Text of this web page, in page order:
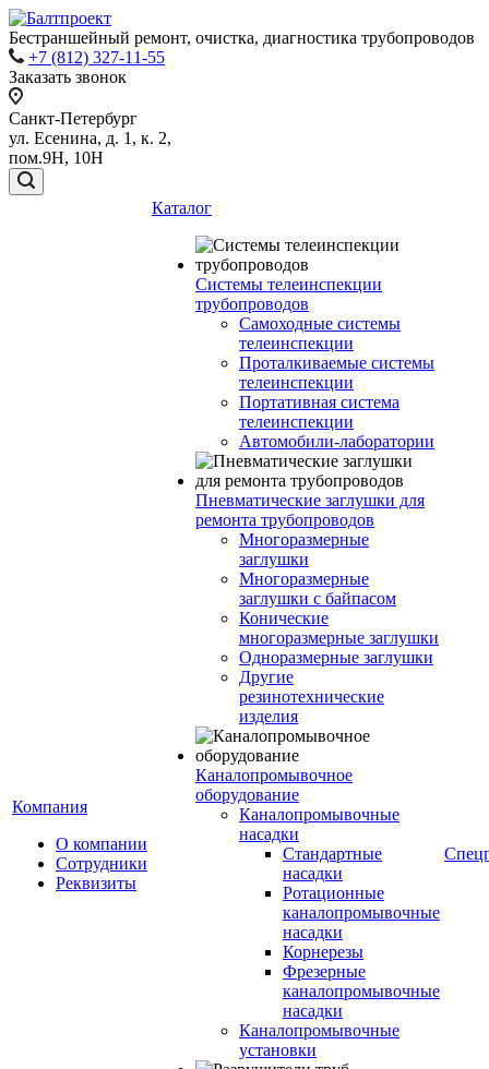
Бестраншейный ремонт, очистка, диагностика трубопроводов
+7 (812) 327-11-55
Заказать звонок
Санкт-Петербург
ул. Есенина, д. 1, к. 2,
пом.9Н, 10Н
Компания
О компании
Сотрудники
Реквизиты
Каталог
Системы телеинспекции
трубопроводов
Самоходные системы
телеинспекции
Проталкиваемые системы
телеинспекции
Портативная система
телеинспекции
Автомобили-лаборатории
Пневматические заглушки для
ремонта трубопроводов
Многоразмерные
заглушки
Многоразмерные
заглушки с байпасом
Конические
многоразмерные заглушки
Одноразмерные заглушки
Другие
резинотехнические
изделия
Каналопромывочное
оборудование
Каналопромывочные
насадки
Стандартные
насадки
Ротационные
каналопромывочные
насадки
Корнерезы
Фрезерные
каналопромывочные
насадки
Каналопромывочные
установки